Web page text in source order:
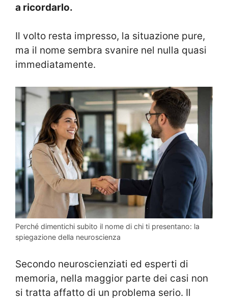
a ricordarlo.
Il volto resta impresso, la situazione pure,
ma il nome sembra svanire nel nulla quasi
immediatamente.
Perché dimentichi subito il nome di chi ti presentano: la
spiegazione della neuroscienza
Secondo neuroscienziati ed esperti di
memoria, nella maggior parte dei casi non
si tratta affatto di un problema serio. Il